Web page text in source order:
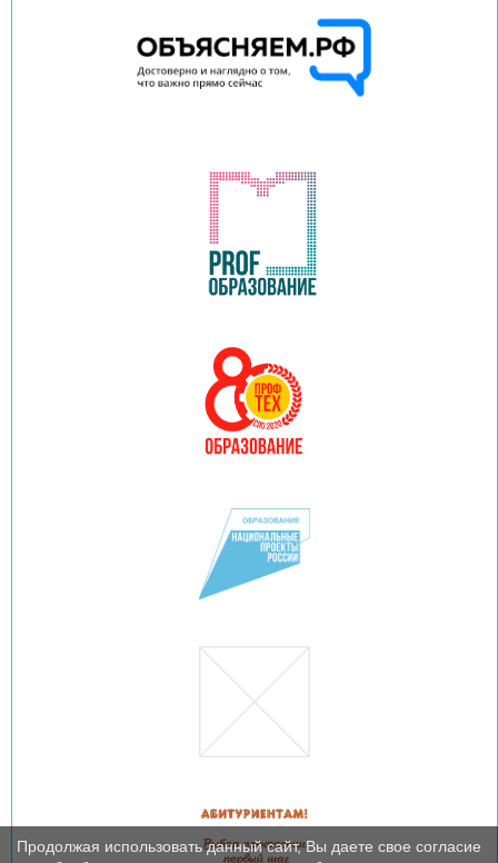
Продолжая использовать данный сайт, Вы даете свое согласие